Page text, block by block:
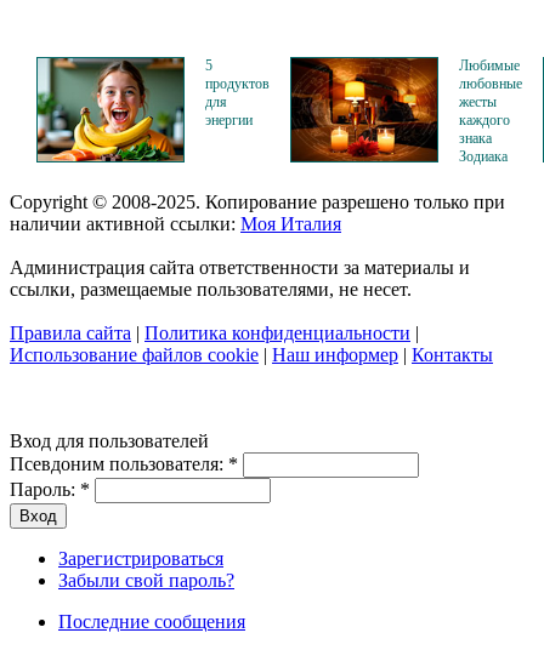
5
продуктов
для
энергии
Любимые
любовные
жесты
каждого
знака
Зодиака
Copyright © 2008-2025. Копирование разрешено только при
наличии активной ссылки: Моя Италия
Администрация сайта ответственности за материалы и
ссылки, размещаемые пользователями, не несет.
Правила сайта | Политика конфиденциальности |
Использование файлов cookie | Наш информер | Контакты
Вход для пользователей
Псевдоним пользователя: *
Пароль: *
Зарегистрироваться
Забыли свой пароль?
Последние сообщения